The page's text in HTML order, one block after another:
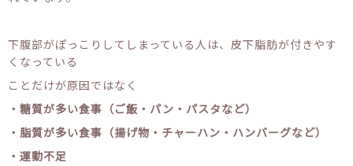
下腹部がぽっこりしてしまっている人は、皮下脂肪が付きやす
くなっている
ことだけが原因ではなく
・糖質が多い食事（ご飯・パン・パスタなど）
・脂質が多い食事（揚げ物・チャーハン・ハンバーグなど）
・運動不足